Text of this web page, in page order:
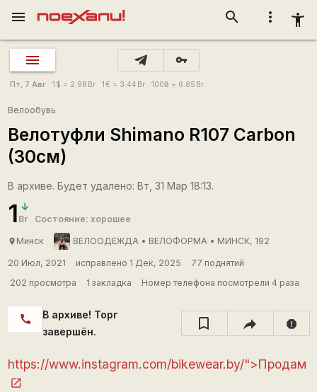
more_vert accessibility_new
search
menu
vpn_key
Пт, 7 Авг 1 $ = 2.98 Br 1€ = 3.44 Br 100₴ = 6.65 Br
Велообувь
Велотуфли Shimano R107 Carbon
(30см)
В архиве. Будет удалено: Вт, 31 Мар 18:13.
1 Br Состояние: хорошее
place Минск ВЕЛООДЕЖДА • ВЕЛОФОРМА • МИНСК, 192
20 Июл, 2021 исправлено 1 Дек, 2025
77 поднятий
202 просмотра
1 закладка Номер телефона посмотрели 4 раза
call
В архиве! Торг
завершён.
report
https://www.instagram.com/bikewear.by/">Продам